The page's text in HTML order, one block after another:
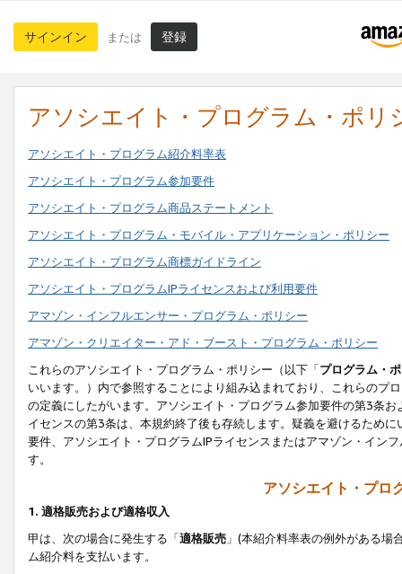
サインイン または 登録
アソシエイト・プログラム・ポリ
アソシエイト・プログラム紹介料率表
アソシエイト・プログラム参加要件
アソシエイト・プログラム商品ステートメント
アソシエイト・プログラム・モバイル・アプリケーション・ポリシー
アソシエイト・プログラム商標ガイドライン
アソシエイト・プログラムIPライセンスおよび利用要件
アマゾン・インフルエンサー・プログラム・ポリシー
アマゾン・クリエイター・アド・ブースト・プログラム・ポリシー
これらのアソシエイト・プログラム・ポリシー（以下「プログラム・
いいます。）内で参照することにより組み込まれており、これらのプ
の定義にしたがいます。アソシエイト・プログラム参加要件の第3条
イセンスの第3条は、本規約終了後も存続します。疑義を避けるため
要件、アソシエイト・プログラムIPライセンスまたはアマゾン・イン
す。
アソシエイト・プロ
1. 適格販売および適格収入
甲は、次の場合に発生する「適格販売 」(本紹介料率表の例外がある
ム紹介料を支払います。